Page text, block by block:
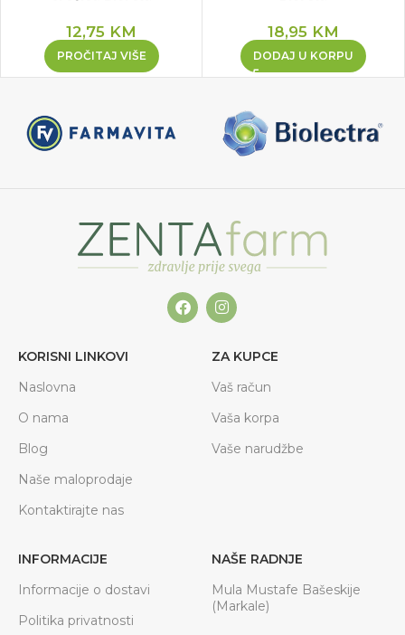
12,75 KM
PROČITAJ VIŠE
18,95 KM
DODAJ U KORPU
KORISNI LINKOVI
Naslovna
O nama
Blog
Naše maloprodaje
Kontaktirajte nas
ZA KUPCE
Vaš račun
Vaša korpa
Vaše narudžbe
INFORMACIJE
Informacije o dostavi
Politika privatnosti
NAŠE RADNJE
Mula Mustafe Bašeskije
(Markale)